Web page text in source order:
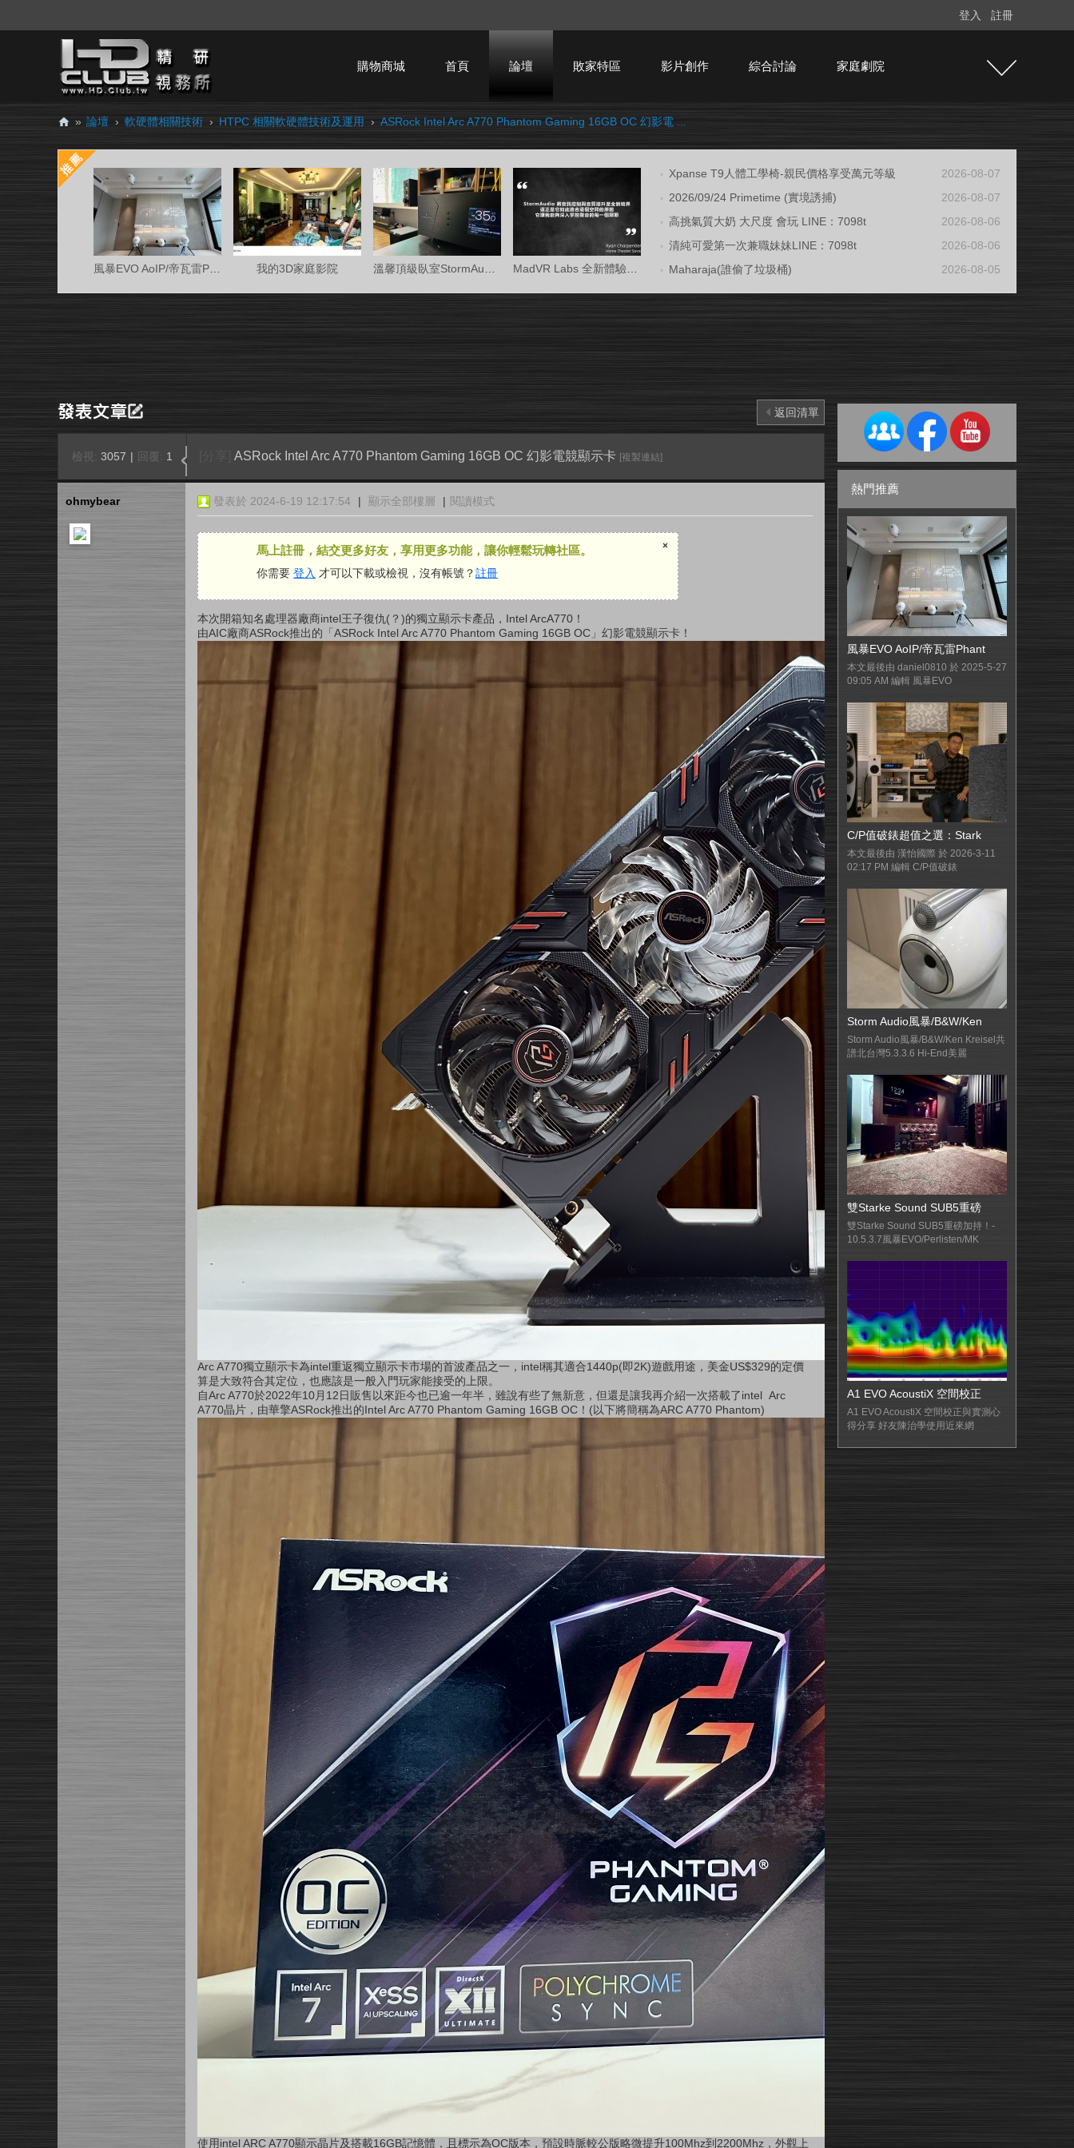
登入 註冊
購物商城 首頁 論壇 敗家特區 影片創作 綜合討論 家庭劇院
D.
Cl
» 論壇 › 軟硬體相關技術 › HTPC 相關軟硬體技術及運用 › ASRock Intel Arc A770 Phantom Gaming 16GB OC 幻影電 ...
我的3D家庭影院
Xpanse T9人體工學椅-親民價格享受萬元等級
2026-08-07
2026/09/24 Primetime (實境誘捕)
2026-08-07
高挑氣質大奶 大尺度 會玩 LINE：7098t
2026-08-06
清純可愛第一次兼職妹妹LINE：7098t
2026-08-06
Maharaja(誰偷了垃圾桶)
2026-08-05
返回清單
檢視: 3057 | 回覆: 1 ASRock Intel Arc A770 Phantom Gaming 16GB OC 幻影電競顯示卡 [複製連結]
ohmybear 發表於 2024-6-19 12:17:54 | 顯示全部樓層 | 閱讀模式
馬上註冊，結交更多好友，享用更多功能，讓你輕鬆玩轉社區。
你需要 登入 才可以下載或檢視，沒有帳號？註冊
×
本次開箱知名處理器廠商intel王子復仇( ？ )的獨立顯示卡產品， Intel ArcA770 ！
由AIC廠商ASRock推出的「 ASRock Intel Arc A770 Phantom Gaming 16GB OC 」幻影電競顯示卡！
Arc A770獨立顯示卡為intel重返獨立顯示卡市場的首波產品之一， intel稱其適合1440p(即2K)遊戲用途，美金US$329的定價
算是大致符合其定位，也應該是一般入門玩家能接受的上限。
自Arc A770於2022年10月 12日販售以來距今也已逾一年半，雖說有些了無新意，但還是讓我再介紹一次搭載了intel Arc
A770晶片，由華擎ASRock推出的Intel Arc A770 Phantom Gaming 16GB OC ！ (以下將簡稱為ARC A770 Phantom)
使用intel ARC A770顯示晶片及搭載16GB記憶體，且標示為OC版本，預設時脈較公版略微提升100Mhz到 2200Mhz ，外觀上
熱門推薦
風暴EVO AoIP/帝瓦雷Phant
本文最後由 daniel0810 於 2025-5-27
09:05 AM 編輯 風暴EVO
C/P值破錶超值之選：Stark
本文最後由 漢怡國際 於 2026-3-11
02:17 PM 編輯 C/P值破錶
Storm Audio風暴/B&W/Ken
Storm Audio風暴/B&W/Ken Kreisel共
譜北台灣5.3.3.6 Hi-End美麗
雙Starke Sound SUB5重磅
雙Starke Sound SUB5重磅加持！-
10.5.3.7風暴EVO/Perlisten/MK
A1 EVO AcoustiX 空間校正
A1 EVO AcoustiX 空間校正與實測心
得分享 好友陳治學使用近來網